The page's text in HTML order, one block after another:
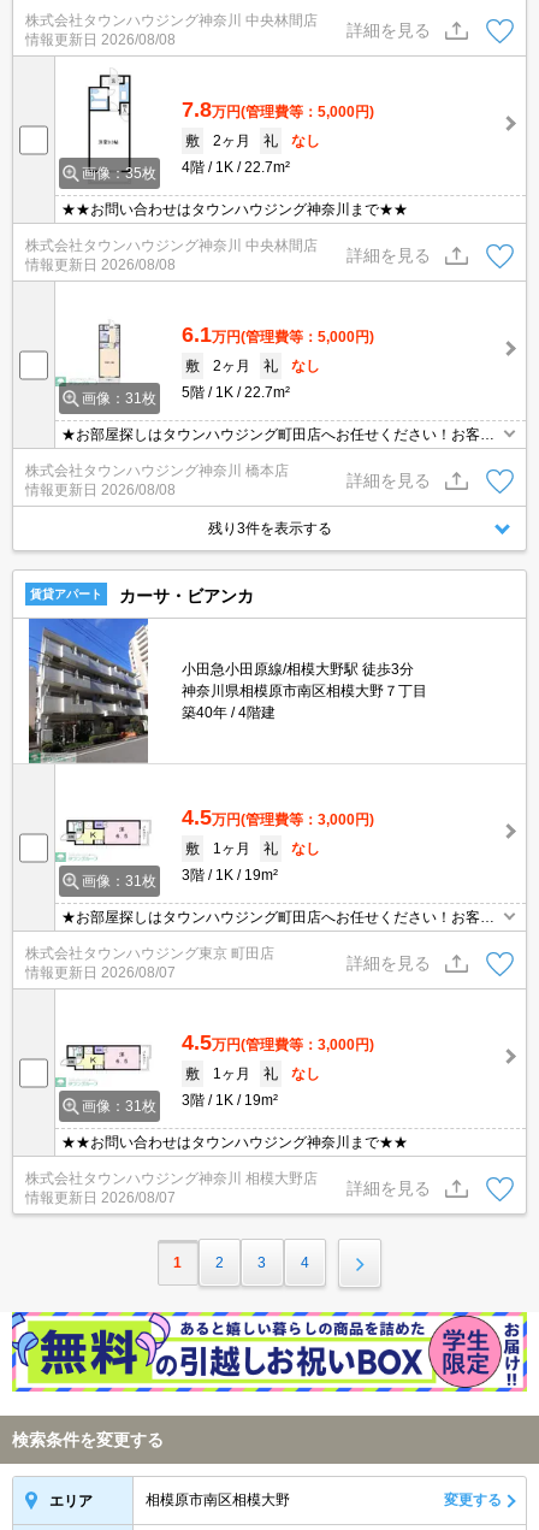
株式会社タウンハウジング神奈川 中央林間店
情報更新日 2026/08/08
詳細を見る
画像：35枚
7.8万円(管理費等：5,000円)
敷
2ヶ月 礼
なし
4階
1K 22.7m²
★★お問い合わせはタウンハウジング神奈川まで★★
株式会社タウンハウジング神奈川 中央林間店
情報更新日 2026/08/08
詳細を見る
画像：31枚
6.1万円(管理費等：5,000円)
敷
2ヶ月 礼
なし
5階
1K 22.7m²
★お部屋探しはタウンハウジング町田店へお任せください！お客様
が精一杯お手伝いさせていただきます！！★
株式会社タウンハウジング神奈川 橋本店
情報更新日 2026/08/08
詳細を見る
残り3件を表示する
賃貸アパート カーサ・ビアンカ
小田急小田原線/相模大野駅 徒歩3分
神奈川県相模原市南区相模大野７丁目
築40年
4階建
画像：31枚
4.5万円(管理費等：3,000円)
敷
1ヶ月 礼
なし
3階
1K 19m²
★お部屋探しはタウンハウジング町田店へお任せください！お客様
が精一杯お手伝いさせていただきます！！★
株式会社タウンハウジング東京 町田店
情報更新日 2026/08/07
詳細を見る
画像：31枚
4.5万円(管理費等：3,000円)
敷
1ヶ月 礼
なし
3階
1K 19m²
★★お問い合わせはタウンハウジング神奈川まで★★
株式会社タウンハウジング神奈川 相模大野店
情報更新日 2026/08/07
詳細を見る
1 2 3 4
検索条件を変更する
エリア 相模原市南区相模大野 変更する